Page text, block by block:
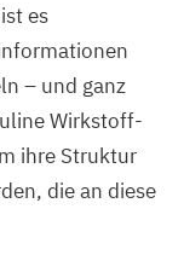
es
– und ganz
Wirkstoff-
ihre Struktur
die an diese